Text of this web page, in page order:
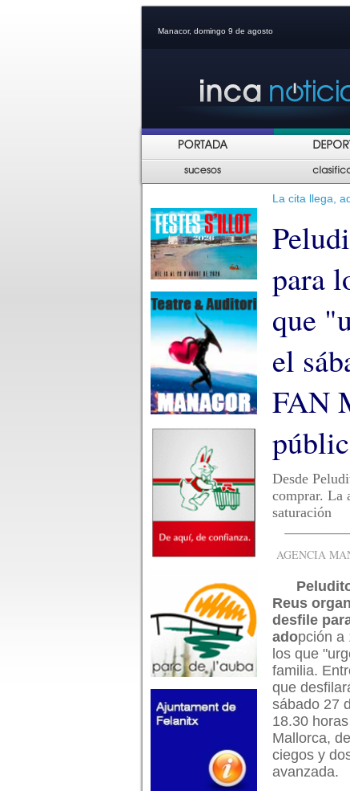
Manacor, domingo 9 de agosto
La cita llega,
para
que
el
FAN
Desde
comprar. La
saturación
AGENCIA
Reus
desfile
adopción a
los que
familia.
que
sábado 27
18.30
Mallorca,
ciegos y
avanzada.